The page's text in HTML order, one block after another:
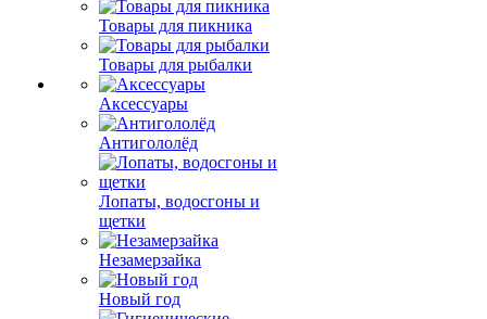
Товары для пикника
Товары для рыбалки
Аксессуары
Антигололёд
Лопаты, водосгоны и
щетки
Незамерзайка
Новый год